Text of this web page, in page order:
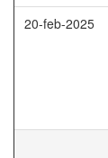
20-feb-2025